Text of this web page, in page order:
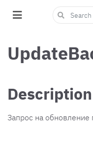
Description
Запрос на обновление